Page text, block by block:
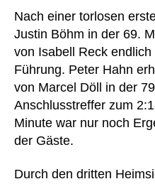
Nach einer torlosen
Justin Böhm in der 69.
von Isabell Reck
Führung. Peter Hahn
von Marcel Döll in der
Anschlusstreffer zum
Minute war nur noch
der Gäste.
Durch den dritten